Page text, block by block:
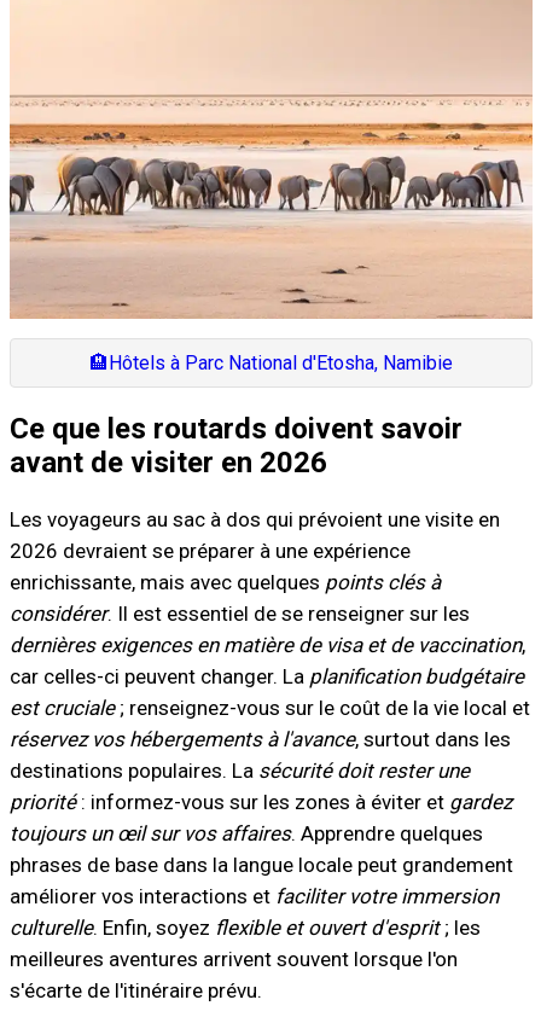
🏨Hôtels à Parc National d'Etosha, Namibie
Ce que les routards doivent savoir
avant de visiter en 2026
Les voyageurs au sac à dos qui prévoient une visite en
2026 devraient se préparer à une expérience
enrichissante, mais avec quelques points clés à
considérer. Il est essentiel de se renseigner sur les
dernières exigences en matière de visa et de vaccination,
car celles-ci peuvent changer. La planification budgétaire
est cruciale; renseignez-vous sur le coût de la vie local et
réservez vos hébergements à l'avance, surtout dans les
destinations populaires. La sécurité doit rester une
priorité: informez-vous sur les zones à éviter et gardez
toujours un œil sur vos affaires. Apprendre quelques
phrases de base dans la langue locale peut grandement
améliorer vos interactions et faciliter votre immersion
culturelle. Enfin, soyez flexible et ouvert d'esprit; les
meilleures aventures arrivent souvent lorsque l'on
s'écarte de l'itinéraire prévu.